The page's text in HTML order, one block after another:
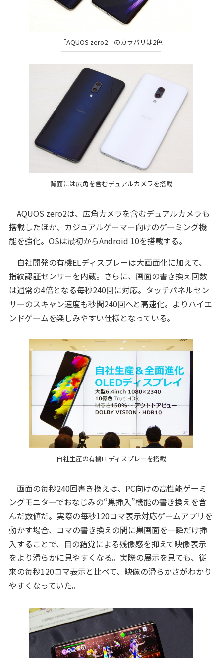
「AQUOS zero2」のカラバリは2色
背面には広角を含むデュアルカメラを搭載
AQUOS zero2は、広角カメラを含むデュアルカメラも
搭載したほか、カジュアルゲーマー向けのゲーミング機
能を強化。OSは最初からAndroid 10を搭載する。
自社開発の有機ELディスプレーは大画面化に加えて、
指紋認証センサーを内蔵。さらに、画面の書き換え回数
は通常の4倍となる毎秒240回に対応。タッチパネルセン
サーのスキャン速度も秒間240回へと高速化。よりハイエ
ンドゲームを楽しみやすい仕様となっている。
自社生産の有機ELディスプレーを搭載
画面の毎秒240回書き換えは、PC向けの高性能ゲーミ
ングモニターでおなじみの“黒挿入”機能の書き換えを含
んだ数値だ。実際の毎秒120コマ表示対応ゲームアプリを
動かす場合、コマの書き換えの間に黒画面を一瞬だけ挿
入することで、目の錯覚による残像感を抑えて映像表示
をより滑らかに見やすくなる。実際の展示を見ても、従
来の毎秒120コマ表示と比べて、映像の滑らかさがわかり
やすくなっていた。